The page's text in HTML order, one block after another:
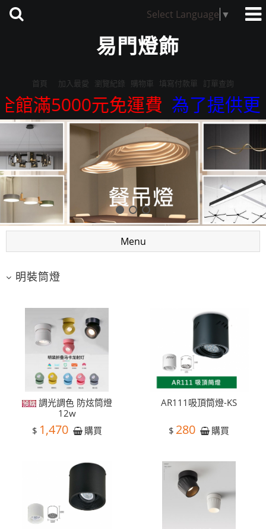
Select Language ▼
易門燈飾
首頁 加入最愛 瀏覽紀錄 購物車 填寫付款單 訂單查詢
滿5000元免運費 為了提供更
Menu
明裝筒燈
調光調色 防炫筒燈
12w
$ 1,470 購買
AR111吸頂筒燈-KS
$ 280 購買